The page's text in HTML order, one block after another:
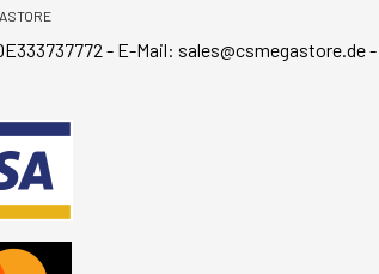
- E-Mail: sales@csmegastore.de-